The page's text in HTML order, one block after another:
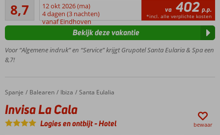
zee!
Maar
liefst 500
Wellness!
volwassenen,
op het
dakterras
8,7Aanrader
26
beoordelingen
12 okt 2026 (ma)
4 dagen (3 nachten)
vanaf Eindhoven
va 402 p.p.
*incl. alle verplichte kosten
Voor “Algemene indruk” en “Service” krijgt Grupotel Santa Eularia & Spa een
8,7!
Bekijk deze vakantie
Home
Spanje Balearen Ibiza Santa Eulalia
Invisa La Cala
Invisa La Cala
Logies en ontbijt-Hotel bewaar